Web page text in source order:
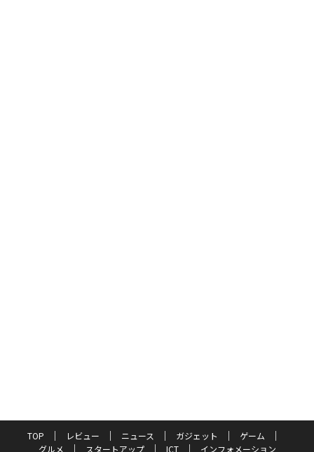
TOP レビュー ニュース ガジェット
ゲーム
グルメ
スタートアップ ICT インフォメーション